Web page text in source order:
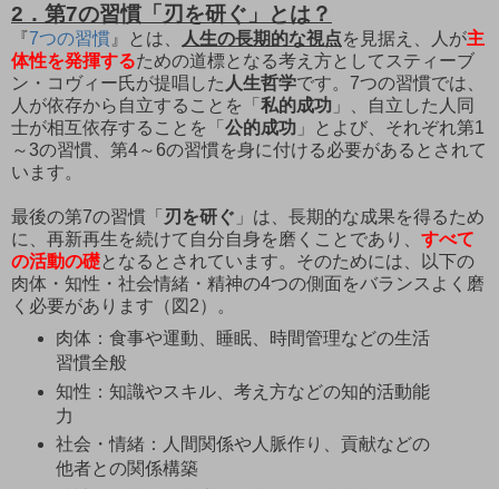
2．第7の習慣「刃を研ぐ」とは？
『7つの習慣 』とは、 人生の長期的な視点を見据え、人が主
体性を発揮するための道標となる考え方としてスティーブ
ン・コヴィー氏が提唱した 人生哲学です。7つの習慣では、
人が依存から自立することを「 私的成功 」、自立した人同
士が相互依存することを「 公的成功 」とよび、それぞれ第1
～3の習慣、第4～6の習慣を身に付ける必要があるとされて
います。
最後の第7の習慣「 刃を研ぐ 」は、長期的な成果を得るため
に、再新再生を続けて自分自身を磨くことであり、 すべて
の活動の礎となるとされています。そのためには、以下の
肉体・知性・社会情緒・精神の4つの側面をバランスよく磨
く必要があります（図2）。
肉体：食事や運動、睡眠、時間管理などの生活
習慣全般
知性：知識やスキル、考え方などの知的活動能
力
社会・情緒：人間関係や人脈作り、貢献などの
他者との関係構築